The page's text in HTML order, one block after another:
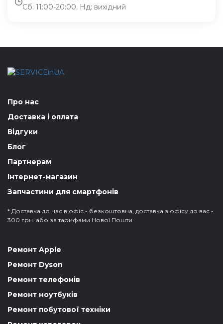
Сб: 11:00-20:00, Нд: вихідний
Про нас
Доставка і оплата
Відгуки
Блог
Партнерам
Інтернет-магазин
Запчастини для смартфонів
* Доставка до нас в офіс - безкоштовна, доставка з офісу до вас -
300 грн. або за тарифами Нової Пошти.
Ремонт Apple
Ремонт Dyson
Ремонт телефонів
Ремонт ноутбуків
Ремонт побутової техніки